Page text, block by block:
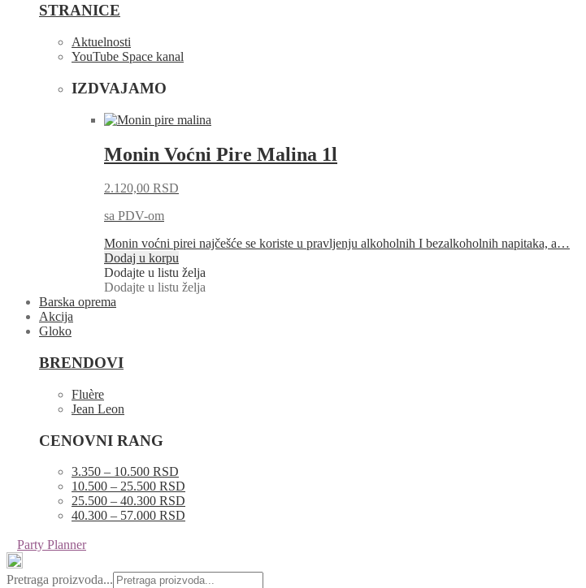
STRANICE
Aktuelnosti
YouTube Space kanal
IZDVAJAMO
Monin Voćni Pire Malina 1l
2.120,00 RSD
sa PDV-om
Monin voćni pirei najčešće se koriste u pravljenju alkoholnih I bezalkoholnih napitaka, a…
Dodaj u korpu
Dodajte u listu želja
Dodajte u listu želja
Barska oprema
Akcija
Gloko
BRENDOVI
Fluère
Jean Leon
CENOVNI RANG
3.350 – 10.500 RSD
10.500 – 25.500 RSD
25.500 – 40.300 RSD
40.300 – 57.000 RSD
Party Planner
Pretraga proizvoda...